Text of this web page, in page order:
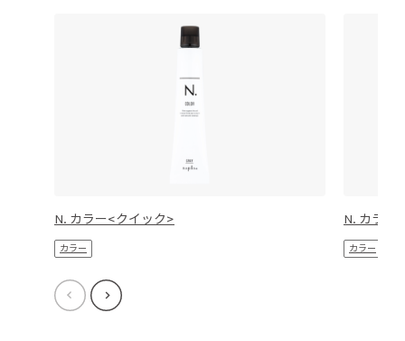
N. カラー<クイック>
カラー
N. カラー
カラー